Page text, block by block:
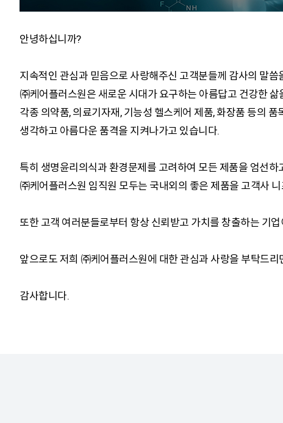
안녕하십니까?
지속적인 관심과 믿음으로 사랑해주신 고객분들께 감사의 말씀
㈜케어플러스원은 새로운 시대가 요구하는 아름답고 건강한
각종 의약품, 의료기자재, 기능성 헬스케어 제품, 화장품 등의
생각하고 아름다운 품격을 지켜나가고 있습니다.
특히 생명윤리의식과 환경문제를 고려하여 모든 제품을 엄선
㈜케어플러스원 임직원 모두는 국내외의 좋은 제품을 고객사
또한 고객 여러분들로부터 항상 신뢰받고 가치를 창출하는 기
앞으로도 저희 ㈜케어플러스원에 대한 관심과 사랑을 부탁드
감사합니다.